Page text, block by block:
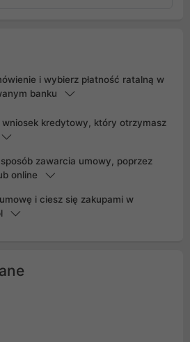
i wybierz płatność ratalną w
banku
wniosek kredytowy, który otrzymasz
zawarcia umowy, poprzez
online
i ciesz się zakupami w